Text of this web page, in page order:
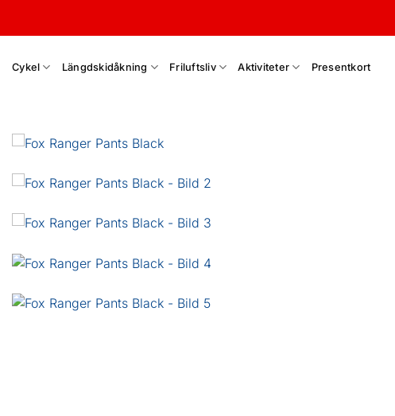
Cykel Längdskidåkning Friluftsliv Aktiviteter Presentkort